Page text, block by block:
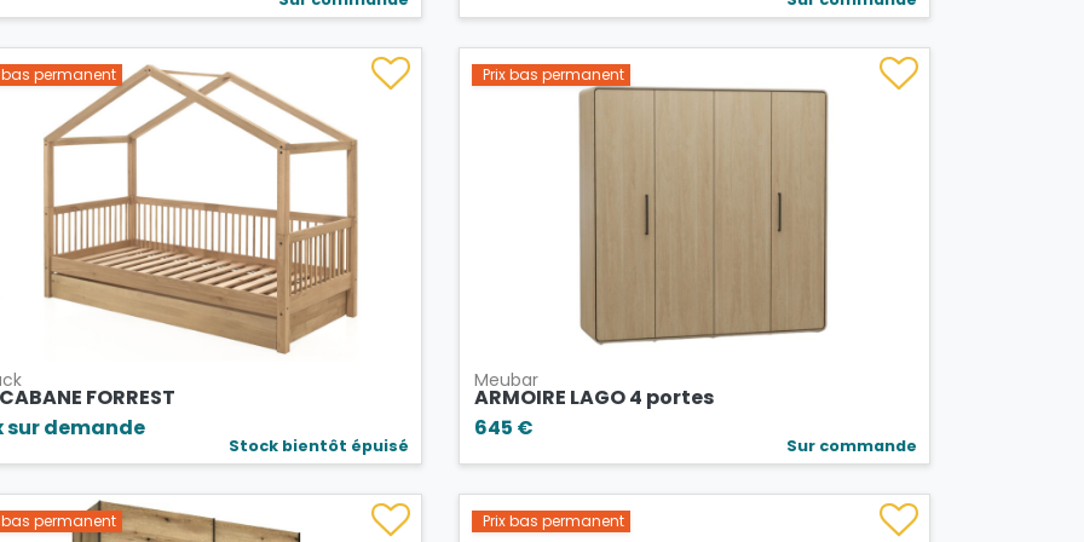
bas permanent
FORREST
sur demande
Stock bientôt épuisé
Prix bas permanent
Meubar
ARMOIRE LAGO 4 portes
645 €
Sur commande
bas permanent Prix bas permanent